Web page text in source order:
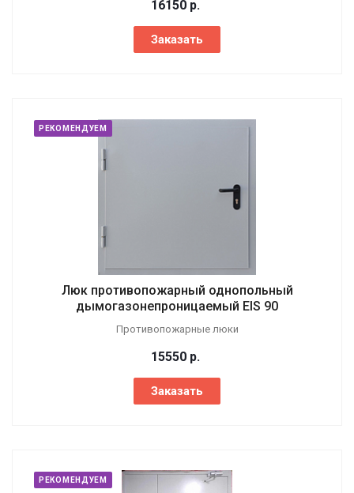
16150 р.
Заказать
РЕКОМЕНДУЕМ
Люк противопожарный однопольный
дымогазонепроницаемый EIS 90
Противопожарные люки
15550 р.
Заказать
РЕКОМЕНДУЕМ